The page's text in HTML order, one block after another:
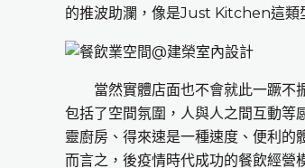
的推波助瀾，像是Just Kitchen這類
當然實體店面也不會就此一蹶不
包括了空間氛圍，人與人之間互動等
靈廚房、得來速是一種速度、便利的
而言之，後疫情時代成功的餐飲經營